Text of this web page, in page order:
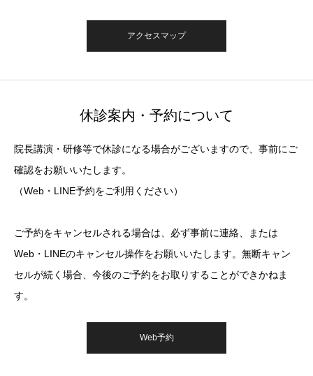
アクセスマップ
休診案内・予約について
院長講演・研修等で休診になる場合がございますので、事前にご
確認をお願いいたします。
（Web・LINE予約をご利用ください）
ご予約をキャンセルされる場合は、必ず事前に連絡、または
Web・LINEのキャンセル操作をお願いいたします。無断キャン
セルが続く場合、今後のご予約をお取りすることができかねま
す。
Web予約